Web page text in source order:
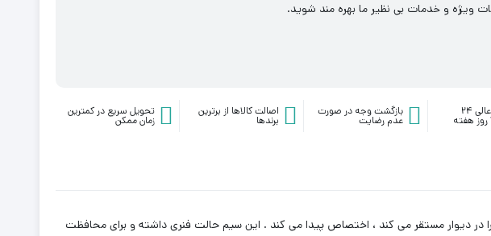
ویژه و خدمات بی نظیر ما بهره مند شوید.
پشتیبانی عالی ۲۴ بازگشت وجه در صورت
عدم رضایت
اصالت کالاها از برترین
برندها
تحویل سریع در کمترین
زمان ممکن
دیوار مستقر می کند ، اختصاص پیدا می کند . این سیم حالت فنری داشته و برای محافظت